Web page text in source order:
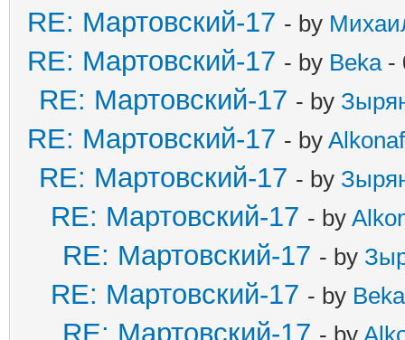
RE: Мартовский-17 - by
RE: Мартовский-17 - by Beka-
RE: Мартовский-17 - by
RE: Мартовский-17 - by
RE: Мартовский-17 - by
RE: Мартовский-17 - by
RE: Мартовский-17 - by
RE: Мартовский-17 - by Beka
RE: Мартовский-17 - by